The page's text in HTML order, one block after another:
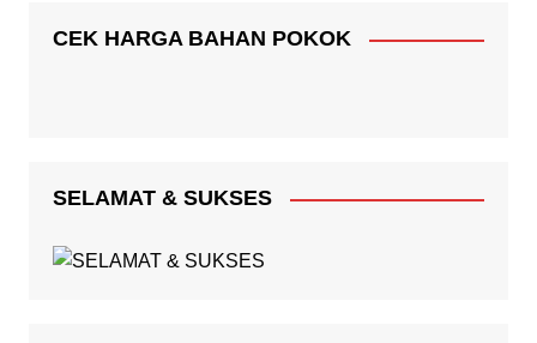
CEK HARGA BAHAN POKOK
SELAMAT & SUKSES